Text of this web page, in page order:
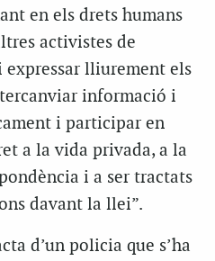
en els drets humans
activistes de
lliurement els
informació i
i participar en
a la vida privada, a la
i a ser tractats
davant la llei”.
d’un policia que s’ha